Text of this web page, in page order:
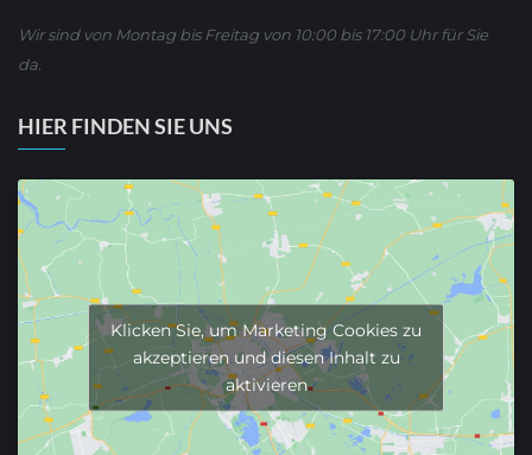
Wir sind von Montag bis Freitag von 10:00 bis 17:00 Uhr für Sie
da.
HIER FINDEN SIE UNS
Klicken Sie, um Marketing Cookies zu
akzeptieren und diesen Inhalt zu
aktivieren